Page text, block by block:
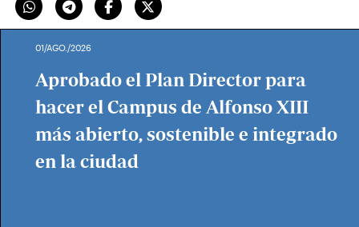
01/AGO./2026
Aprobado el Plan Director para
hacer el Campus de Alfonso XIII
más abierto, sostenible e integrado
en la ciudad